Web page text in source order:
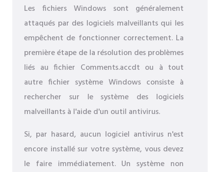
Les fichiers Windows sont généralement
attaqués par des logiciels malveillants qui les
empêchent de fonctionner correctement. La
première étape de la résolution des problèmes
liés au fichier Comments.accdt ou à tout
autre fichier système Windows consiste à
rechercher sur le système des logiciels
malveillants à l'aide d'un outil antivirus.
Si, par hasard, aucun logiciel antivirus n'est
encore installé sur votre système, vous devez
le faire immédiatement. Un système non